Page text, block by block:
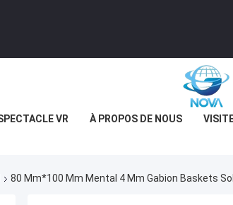
VR À PROPOS DE NOUS
80 Mm*100 Mm Mental 4 Mm Gabion Baskets